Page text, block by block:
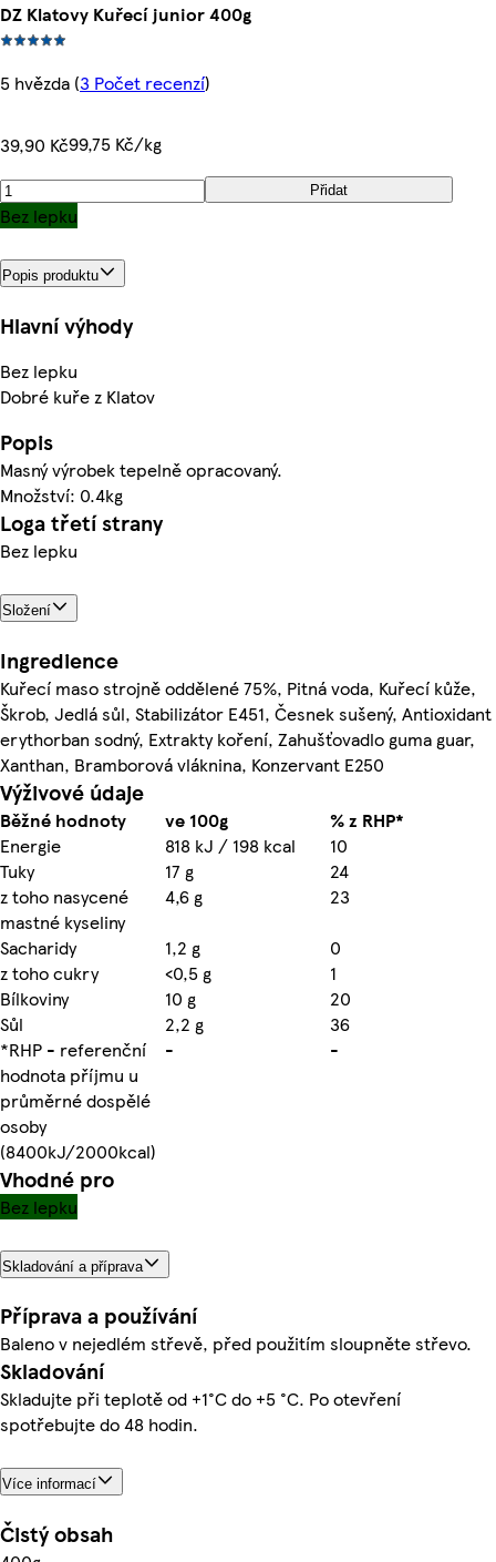
DZ Klatovy Kuřecí junior 400g
5 hvězda (3 Počet recenzí)
39,90 Kč99,75 Kč/kg
Přidat
Bez lepku
Popis produktu
Hlavní výhody
Bez lepku
Dobré kuře z Klatov
Popis
Masný výrobek tepelně opracovaný.
Množství: 0.4kg
Loga třetí strany
Bez lepku
Složení
Ingredience
Kuřecí maso strojně oddělené 75%, Pitná voda, Kuřecí kůže,
Škrob, Jedlá sůl, Stabilizátor E451, Česnek sušený, Antioxidant
erythorban sodný, Extrakty koření, Zahušťovadlo guma guar,
Xanthan, Bramborová vláknina, Konzervant E250
Výživové údaje
Běžné hodnoty ve 100g
% z RHP*
Energie
818 kJ / 198 kcal
10
Tuky
17 g
24
z toho nasycené
mastné kyseliny
4,6 g
23
Sacharidy
1,2 g
0
z toho cukry
<0,5 g
1
Bílkoviny
10 g
20
Sůl
2,2 g
36
*RHP - referenční
hodnota příjmu u
průměrné dospělé
osoby
(8400kJ/2000kcal)
- -
Vhodné pro
Bez lepku
Skladování a příprava
Příprava a používání
Baleno v nejedlém střevě, před použitím sloupněte střevo.
Skladování
Skladujte při teplotě od +1°C do +5 °C. Po otevření
spotřebujte do 48 hodin.
Více informací
Čistý obsah